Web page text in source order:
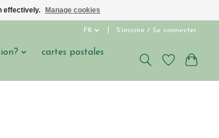
FR S’inscrire / Se connecter
cartes postales
effectively. Manage cookies